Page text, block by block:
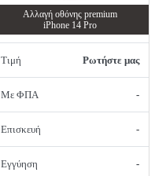
Αλλαγή οθόνης premium
iPhone 14 Pro
Τιμή Ρωτήστε μας
Με ΦΠΑ -
Επισκευή -
Εγγύηση -